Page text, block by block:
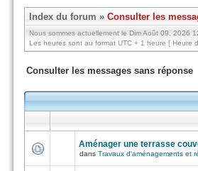
Index du forum » Consulter les
Nous sommes actuellement le Dim Août 09, 2026
Les heures sont au format UTC + 1 heure [ Heure
Consulter les messages sans réponse
Aménager une terrasse
dans Travaux d'aménagements et